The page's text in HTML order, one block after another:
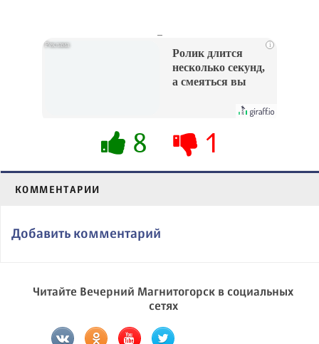
i
Ролик длится
несколько секунд,
а смеяться вы
8 1
КОММЕНТАРИИ
Добавить комментарий
Читайте Вечерний Магнитогорск в социальных
сетях